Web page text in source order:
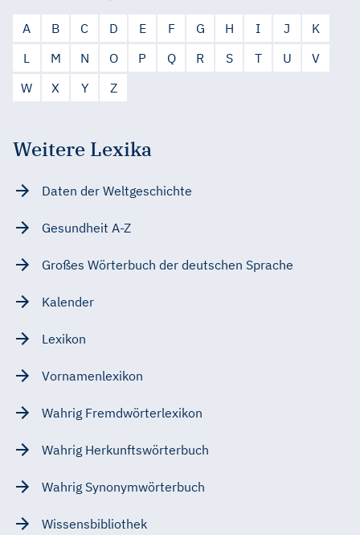
A B C D E F G H I J
K
L
M N O P Q R S T U
V
W
X Y Z
Weitere Lexika
Daten der Weltgeschichte
Gesundheit A-Z
Großes Wörterbuch der deutschen Sprache
Kalender
Lexikon
Vornamenlexikon
Wahrig Fremdwörterlexikon
Wahrig Herkunftswörterbuch
Wahrig Synonymwörterbuch
Wissensbibliothek